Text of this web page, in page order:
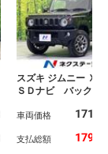
スズキ ジムニー Ｘ
ＳＤナビ バックカ
ム 禁煙車 スマー
コン 純正１６イン
車両価格 171.6
支払総額 179.9